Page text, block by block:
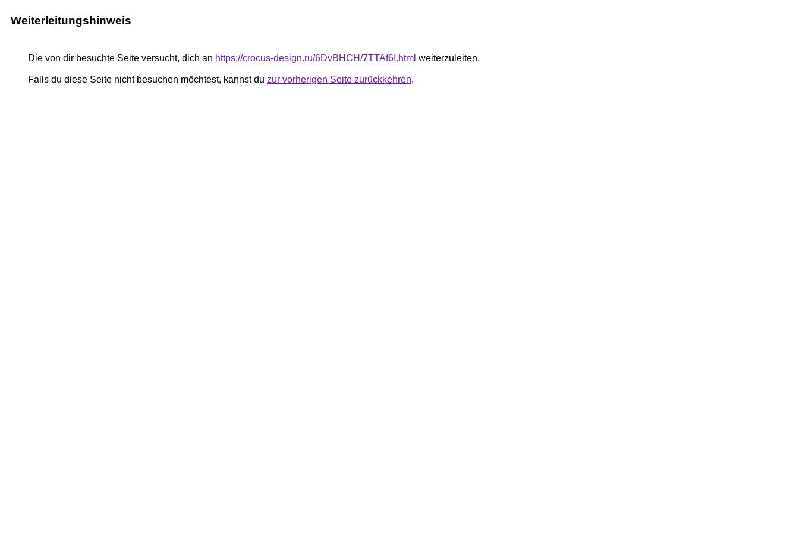
Weiterleitungshinweis
Die von dir besuchte Seite versucht, dich an https://crocus-design.ru/6DvBHCH/7TTAf6I.html weiterzuleiten.
Falls du diese Seite nicht besuchen möchtest, kannst du zur vorherigen Seite zurückkehren.